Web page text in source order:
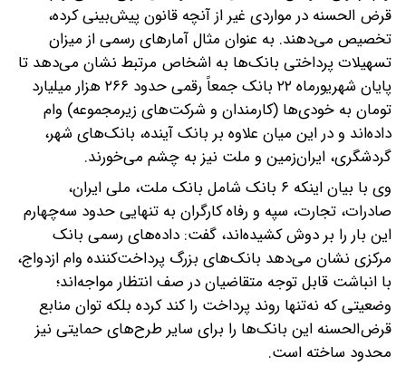
قرض الحسنه در مواردی غیر از آنچه قانون پیش‌بینی کرده،
تخصیص می‌دهند. به عنوان مثال آمار‌های رسمی از میزان
تسهیلات پرداختی بانک‌ها به اشخاص مرتبط نشان می‌دهد تا
پایان شهریورماه ۲۲ بانک جمعاً رقمی حدود ۲۶۶ هزار میلیارد
تومان به خودی‌ها (کارمندان و شرکت‌های زیرمجموعه) وام
داده‌اند و در این میان علاوه بر بانک آینده، بانک‌های شهر،
گردشگری، ایران‌زمین و ملت نیز به چشم می‌خورند.
وی با بیان اینکه ۶ بانک شامل بانک ملت، ملی ایران،
صادرات، تجارت، سپه و رفاه کارگران به تنهایی حدود سه‌چهارم
این بار را بر دوش کشیده‌اند، گفت: داده‌های رسمی بانک
مرکزی نشان می‌دهد بانک‌های بزرگ پرداخت‌کننده وام ازدواج،
با انباشت قابل توجه متقاضیان در صف انتظار مواجه‌اند؛
وضعیتی که نه‌تنها روند پرداخت را کند کرده بلکه توان منابع
قرض‌الحسنه این بانک‌ها را برای سایر طرح‌های حمایتی نیز
محدود ساخته است.